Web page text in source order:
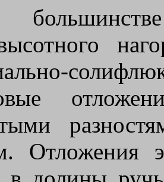
Отложения